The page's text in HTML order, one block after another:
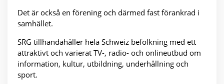
Det är också en förening och därmed fast förankrad i
samhället.
SRG tillhandahåller hela Schweiz befolkning med ett
attraktivt och varierat TV-, radio- och onlineutbud om
information, kultur, utbildning, underhållning och
sport.